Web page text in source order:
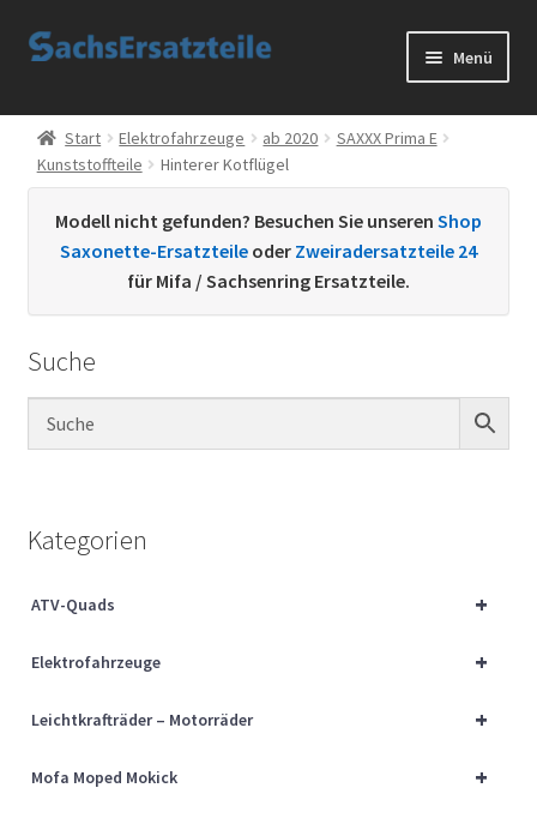
Zur
Zum
Menü
Start
AGB
Datenschutzerklärung
Kontakt
Sachs Ersatzteile
Über uns
Start Elektrofahrzeuge ab 2020
SAXXX Prima E
Kunststoffteile
Hinterer Kotflügel
Modell nicht gefunden? Besuchen Sie unseren Shop
Saxonette-Ersatzteile oder Zweiradersatzteile 24
für Mifa / Sachsenring Ersatzteile.
Suche
Kategorien
+
ATV-Quads
+
Elektrofahrzeuge
+
Leichtkrafträder – Motorräder
+
Mofa Moped Mokick